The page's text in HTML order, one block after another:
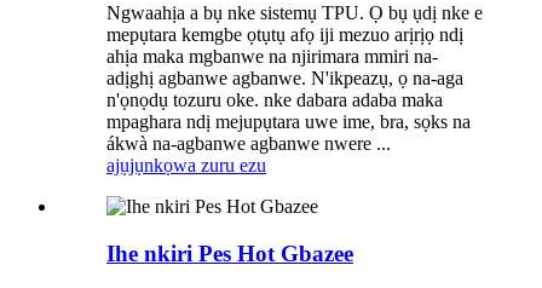
Ngwaahịa a bụ nke sistemụ TPU. Ọ bụ ụdị nke e
mepụtara kemgbe ọtụtụ afọ iji mezuo arịrịọ ndị
ahịa maka mgbanwe na njirimara mmiri na-
adịghị agbanwe agbanwe. N'ikpeazụ, ọ na-aga
n'ọnọdụ tozuru oke. nke dabara adaba maka
mpaghara ndị mejupụtara uwe ime, bra, sọks na
ákwà na-agbanwe agbanwe nwere ...
ajụjụnkọwa zuru ezu
Ihe nkiri Pes Hot Gbazee